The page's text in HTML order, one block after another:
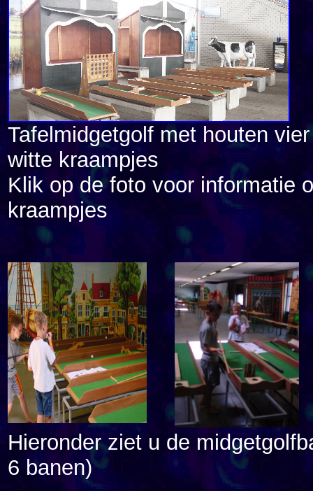
Tafelmidgetgolf met houten
witte kraampjes
Klik op de foto voor informatie
kraampjes
Hieronder ziet u de
6 banen)